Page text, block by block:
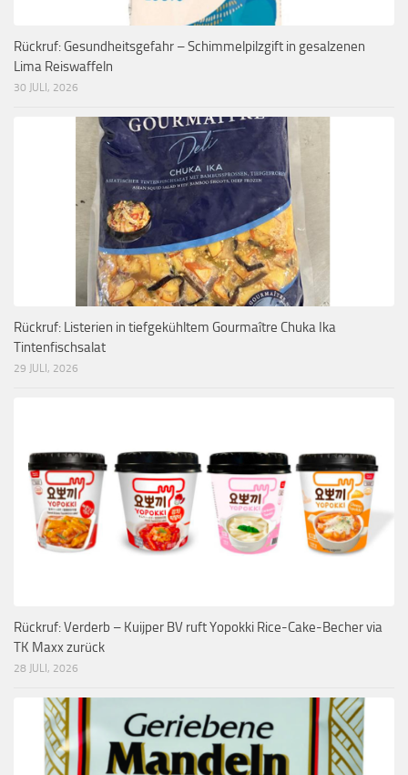
Rückruf: Gesundheitsgefahr – Schimmelpilzgift in gesalzenen
Lima Reiswaffeln
30 JULI, 2026
Rückruf: Listerien in tiefgekühltem Gourmaître Chuka Ika
Tintenfischsalat
29 JULI, 2026
Rückruf: Verderb – Kuijper BV ruft Yopokki Rice-Cake-Becher via
TK Maxx zurück
28 JULI, 2026